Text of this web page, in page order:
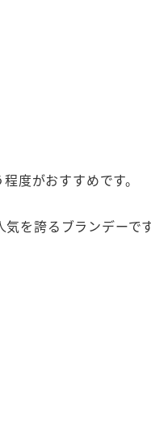
度がおすすめです。
を誇るブランデーで